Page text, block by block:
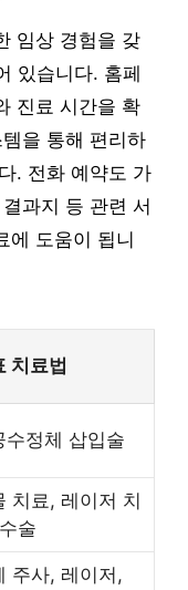
임상 경험을 갖
있습니다. 홈페
진료 시간을 확
을 통해 편리하
. 전화 예약도 가
과지 등 관련 서
에 도움이 됩니
치료법
수정체 삽입술
치료, 레이저 치
술
주사, 레이저,